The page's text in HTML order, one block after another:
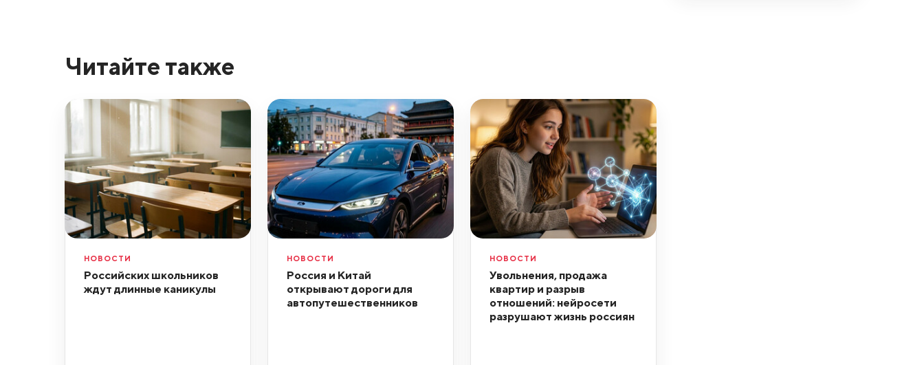
Читайте также
НОВОСТИ
Российских школьников
ждут длинные каникулы
НОВОСТИ
Россия и Китай
открывают дороги для
автопутешественников
НОВОСТИ
Увольнения, продажа
квартир и разрыв
отношений: нейросети
разрушают жизнь россиян